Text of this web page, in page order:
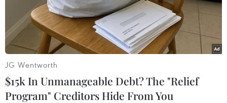
JG Wentworth
$15k In Unmanageable Debt? The "Relief
Program" Creditors Hide From You